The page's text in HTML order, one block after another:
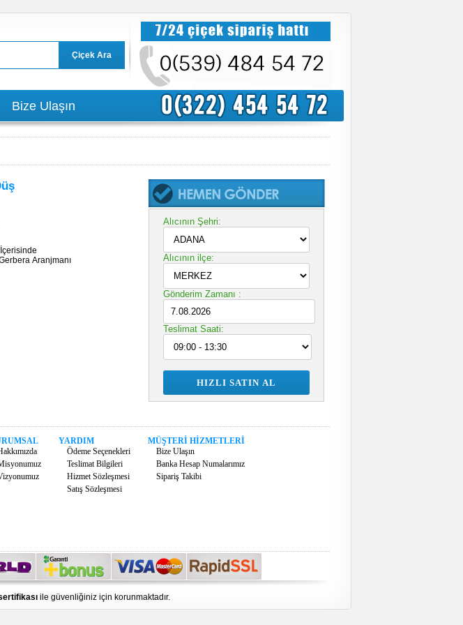
Bize Ulaşın
Aranjmanı
Alıcının Şehri:
Alıcının ilçe:
Gönderim Zamanı :
Teslimat Saati:
YARDIM
Ödeme Seçenekleri
Teslimat Bilgileri
Hizmet Sözleşmesi
Satış Sözleşmesi
MÜŞTERİ HİZMETLERİ
Bize Ulaşın
Banka Hesap Numalarımız
Sipariş Takibi
ile güvenliğiniz için korunmaktadır.